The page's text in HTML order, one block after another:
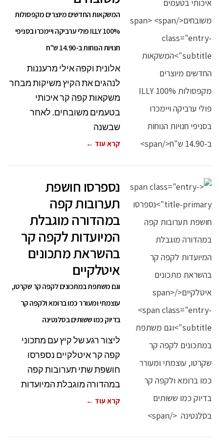
המשקאות החדשים מיוצרים מקפסולות
ILLY 100% פולי ערביקה ויימכרו בסניפי
חנויות הנוחות ב-14.90 ש"ח
אלונית וקפה אילי מרעננות
לנהגים את הקיץ משיקות מבחר
משקאות קפה קר איכותי
בטעמים משובחים. לאחר
שבשנה
קרא עוד ←
נספרסו חושפת
תערובות קפה
במהדורה מוגבלת
המיועדות לקפה קר
בהשראת מתכונים
איטלקיים
וגם משתפת במתכונים לקפה קר שקרטו,
עוצמתי ומעורר כמו ברומא ולקפה קר
בדיוק כמו ששותים בסלנטינה
ליצור רגע של קיץ עם מתכוני
קפה קר איטלקיים נספרסו
חושפת שתי תערובות קפה
במהדורה מוגבלת המיועדות
קרא עוד ←